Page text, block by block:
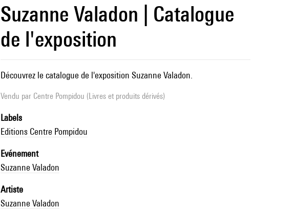
Suzanne Valadon | Catalogue
de l'exposition
Découvrez le catalogue de l'exposition Suzanne Valadon.
Vendu par Centre Pompidou (Livres et produits dérivés)
Labels
Editions Centre Pompidou
Evénement
Suzanne Valadon
Artiste
Suzanne Valadon